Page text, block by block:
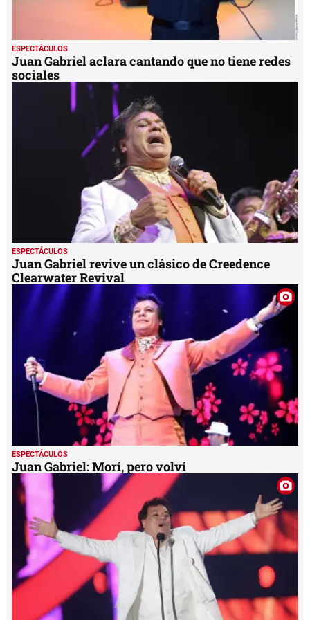
ESPECTÁCULOS
Juan Gabriel aclara cantando que no tiene redes
sociales
ESPECTÁCULOS
Juan Gabriel revive un clásico de Creedence
Clearwater Revival
ESPECTÁCULOS
Juan Gabriel: Morí, pero volví